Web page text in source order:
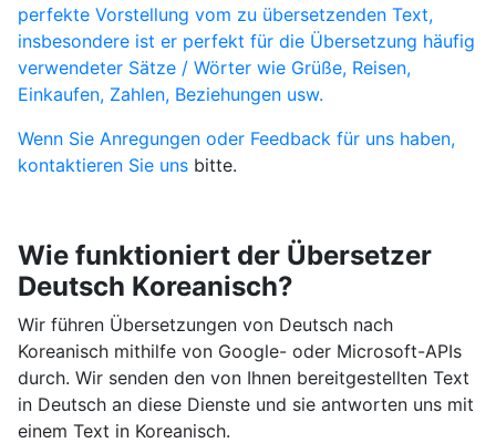
perfekte Vorstellung vom zu übersetzenden Text,
insbesondere ist er perfekt für die Übersetzung häufig
verwendeter Sätze / Wörter wie Grüße, Reisen,
Einkaufen, Zahlen, Beziehungen usw.
Wenn Sie Anregungen oder Feedback für uns haben,
kontaktieren Sie unsbitte.
Wie funktioniert der Übersetzer
Deutsch Koreanisch?
Wir führen Übersetzungen von Deutsch nach
Koreanisch mithilfe von Google- oder Microsoft-APIs
durch. Wir senden den von Ihnen bereitgestellten Text
in Deutsch an diese Dienste und sie antworten uns mit
einem Text in Koreanisch.